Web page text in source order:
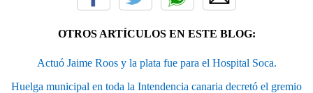
OTROS ARTÍCULOS EN ESTE BLOG:
Actuó Jaime Roos y la plata fue para el Hospital Soca.
Huelga municipal en toda la Intendencia canaria decretó el gremio